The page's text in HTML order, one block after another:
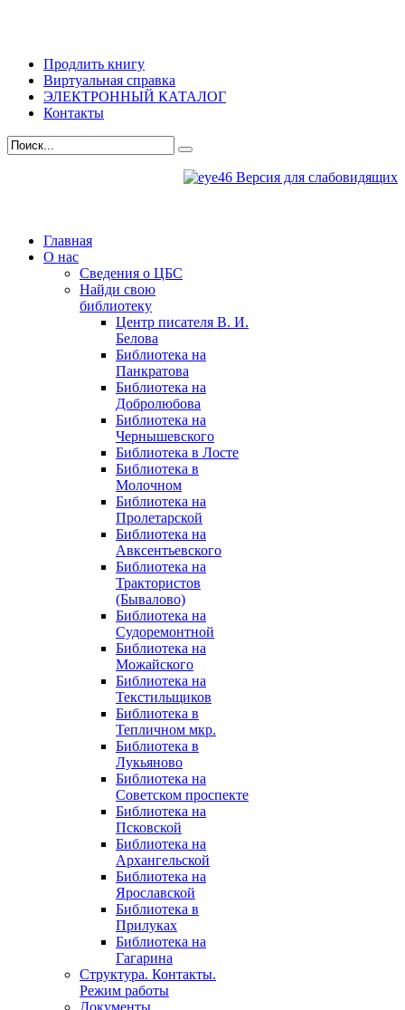
Продлить книгу
Виртуальная справка
ЭЛЕКТРОННЫЙ КАТАЛОГ
Контакты
Версия для слабовидящих
Главная
О нас
Сведения о ЦБС
Найди свою
библиотеку
Центр писателя В. И.
Белова
Библиотека на
Панкратова
Библиотека на
Добролюбова
Библиотека на
Чернышевского
Библиотека в Лосте
Библиотека в
Молочном
Библиотека на
Пролетарской
Библиотека на
Авксентьевского
Библиотека на
Трактористов
(Бывалово)
Библиотека на
Судоремонтной
Библиотека на
Можайского
Библиотека на
Текстильщиков
Библиотека в
Тепличном мкр.
Библиотека в
Лукьяново
Библиотека на
Советском проспекте
Библиотека на
Псковской
Библиотека на
Архангельской
Библиотека на
Ярославской
Библиотека в
Прилуках
Библиотека на
Гагарина
Структура. Контакты.
Режим работы
Документы